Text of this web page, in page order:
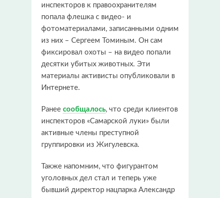
инспекторов к правоохранителям
попала флешка с видео- и
фотоматериалами, записанными одним
из них – Сергеем Томиным. Он сам
фиксировал охоты – на видео попали
десятки убитых животных. Эти
материалы активисты опубликовали в
Интернете.
Ранее сообщалось, что среди клиентов
инспекторов «Самарской луки» были
активные члены преступной
группировки из Жигулевска.
Также напомним, что фигурантом
уголовных дел стал и теперь уже
бывший директор нацпарка Александр